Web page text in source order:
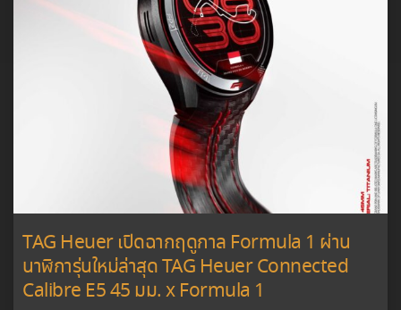
TAG Heuer เปิดฉากฤดูกาล Formula 1 ผ่าน
นาฬิการุ่นใหม่ล่าสุด TAG Heuer Connected
Calibre E5 45 มม. x Formula 1